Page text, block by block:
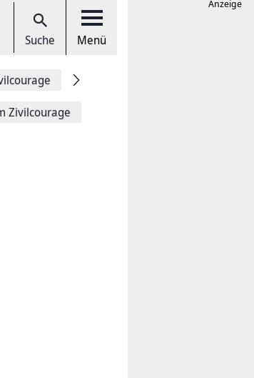
Suche Menü
Zivilcourage
Anzeige